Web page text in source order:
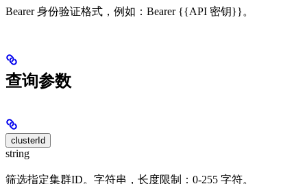
Bearer 身份验证格式，例如：Bearer {{API 密钥}}。
查询参数
clusterId
string
筛选指定集群ID。字符串，长度限制：0-255 字符。